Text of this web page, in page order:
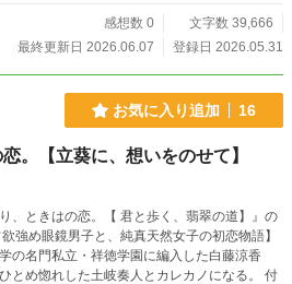
感想数 0
文字数 39,666
最終更新日 2026.06.07
登録日 2026.05.31
お気に入り追加 16
。【立葵に、想いをのせて】
り、ときはの恋。【 君と歩く、翡翠の道】』の
強め眼鏡男子と、純真天然女子の初恋物語】
の名門私立・祥徳学園に編入した白藤涼香
とめ惚れした土岐奏人とカレカノになる。 付